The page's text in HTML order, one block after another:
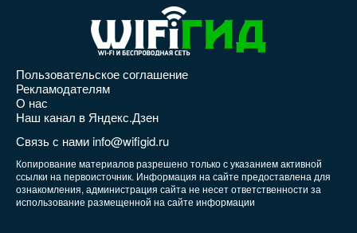
Пользовательское соглашение
Рекламодателям
О нас
Наш канал в Яндекс.Дзен
Связь с нами info@wifigid.ru
Копирование материалов разрешено только с указанием активной
ссылки на первоисточник. Информация на сайте предоставлена для
ознакомления, администрация сайта не несет ответственности за
использование размещенной на сайте информации